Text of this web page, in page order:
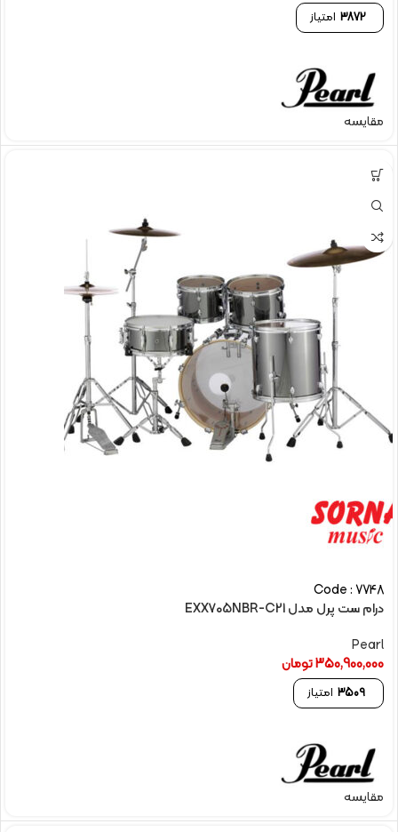
3872 امتیاز
مقایسه
Code : 7748
درام ست پرل مدل EXX705NBR-C21
Pearl
350,900,000تومان
3509 امتیاز
مقایسه